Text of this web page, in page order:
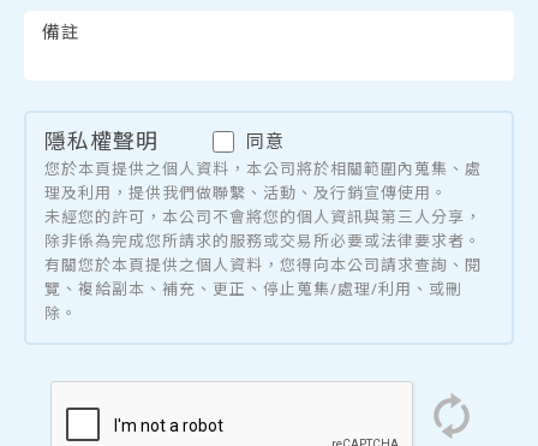
備註
隱私權聲明 同意
您於本頁提供之個人資料，本公司將於相關範圍內蒐集、處
理及利用，提供我們做聯繫、活動、及行銷宣傳使用。
未經您的許可，本公司不會將您的個人資訊與第三人分享，
除非係為完成您所請求的服務或交易所必要或法律要求者。
有關您於本頁提供之個人資料，您得向本公司請求查詢、閱
覽、複給副本、補充、更正、停止蒐集/處理/利用、或刪
除。